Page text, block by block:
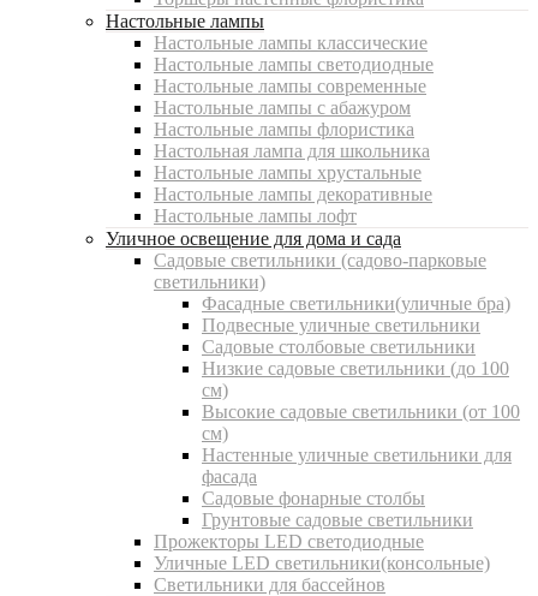
Настольные лампы
Настольные лампы классические
Настольные лампы светодиодные
Настольные лампы современные
Настольные лампы с абажуром
Настольные лампы флористика
Настольная лампа для школьника
Настольные лампы хрустальные
Настольные лампы декоративные
Настольные лампы лофт
Уличное освещение для дома и сада
Садовые светильники (садово-парковые
светильники)
Фасадные светильники(уличные бра)
Подвесные уличные светильники
Садовые столбовые светильники
Низкие садовые светильники (до 100
см)
Высокие садовые светильники (от 100
см)
Настенные уличные светильники для
фасада
Садовые фонарные столбы
Грунтовые садовые светильники
Прожекторы LED светодиодные
Уличные LED светильники(консольные)
Светильники для бассейнов